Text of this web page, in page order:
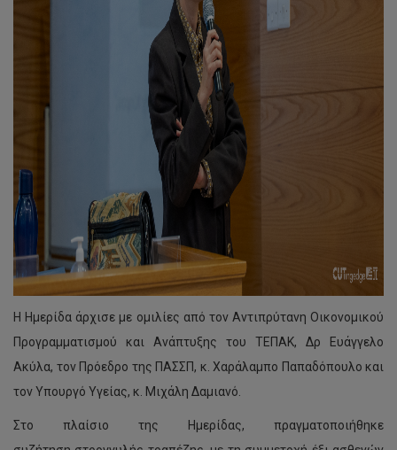
Η Ημερίδα άρχισε με ομιλίες από τον Αντιπρύτανη Οικονομικού
Προγραμματισμού και Ανάπτυξης του ΤΕΠΑΚ, Δρ Ευάγγελο
Ακύλα, τον Πρόεδρο της ΠΑΣΣΠ, κ. Χαράλαμπο Παπαδόπουλο και
τον Υπουργό Υγείας, κ. Μιχάλη Δαμιανό.
Στο πλαίσιο της Ημερίδας, πραγματοποιήθηκε